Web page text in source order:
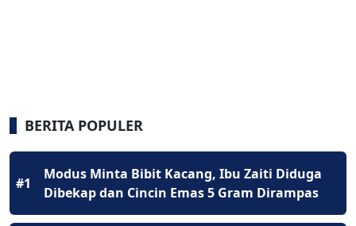
BERITA POPULER
#1
Modus Minta Bibit Kacang, Ibu Zaiti Diduga
Dibekap dan Cincin Emas 5 Gram Dirampas